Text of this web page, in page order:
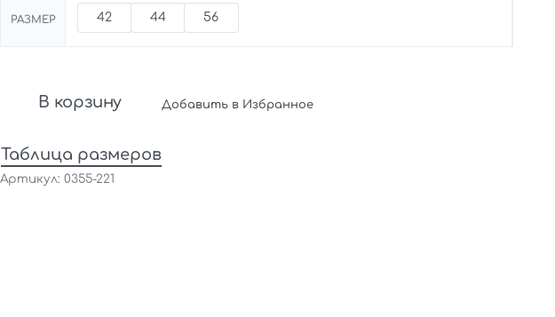
РАЗМЕР 42 44 56
В корзину Добавить в Избранное
Таблица размеров
0355-221